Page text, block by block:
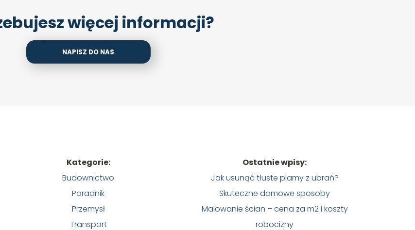
więcej informacji?
NAPISZ DO NAS
Kategorie:
Budownictwo
Poradnik
Przemysł
Transport
Ostatnie wpisy:
Jak usunąć tłuste plamy z ubrań?
Skuteczne domowe sposoby
Malowanie ścian – cena za m2 i koszty
robocizny